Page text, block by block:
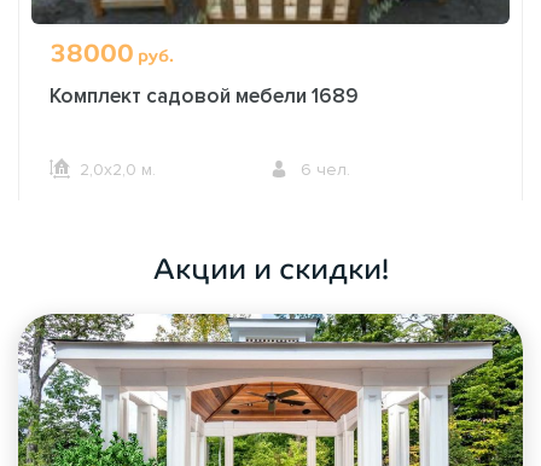
38000 руб.
Комплект садовой мебели 1689
2,0х2,0 м. 6 чел.
Акции и скидки!